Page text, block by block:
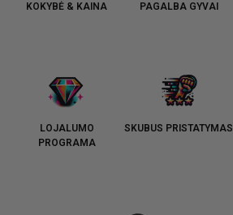
KOKYBĖ & KAINA PAGALBA GYVAI
LOJALUMO
PROGRAMA
SKUBUS PRISTATYMAS